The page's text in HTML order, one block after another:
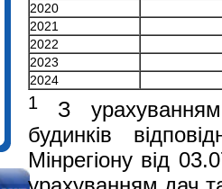
2020
2021
2022
2023
2024
1
З
будинків
Мінрегіону від